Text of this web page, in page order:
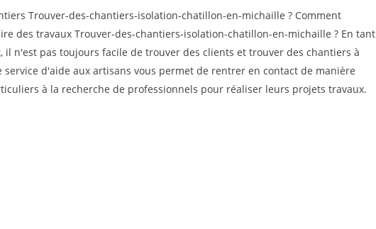
Trouver-des-chantiers-isolation-chatillon-en-michaille ? Comment
des travaux Trouver-des-chantiers-isolation-chatillon-en-michaille ? En tant
n'est pas toujours facile de trouver des clients et trouver des chantiers à
d'aide aux artisans vous permet de rentrer en contact de manière
à la recherche de professionnels pour réaliser leurs projets travaux.